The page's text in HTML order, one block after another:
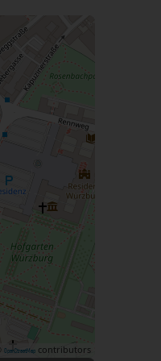
OpenStreetMap contributors